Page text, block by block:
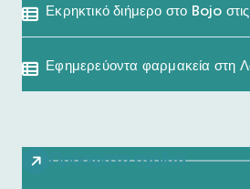
Εκρηκτικό διήμερο στο Bojo
Εφημερεύοντα φαρμακεία στη
Πρόσφατα σχόλια